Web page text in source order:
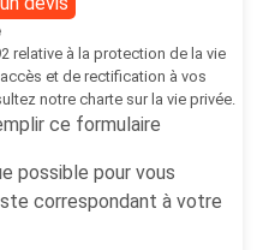
relative à la protection de la vie
et de rectification à vos
notre charte sur la vie privée.
ce formulaire
possible pour vous
correspondant à votre